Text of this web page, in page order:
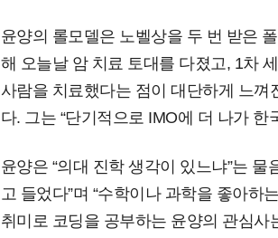
윤양의 롤모델은 노벨상을 두 번 받은
해 오늘날 암 치료 토대를 다졌고, 1차
사람을 치료했다는 점이 대단하게 느껴
다. 그는 “단기적으로 IMO에 더 나가
윤양은 “의대 진학 생각이 있느냐”는 물
고 들었다”며 “수학이나 과학을 좋아하
취미로 코딩을 공부하는 윤양의 관심사